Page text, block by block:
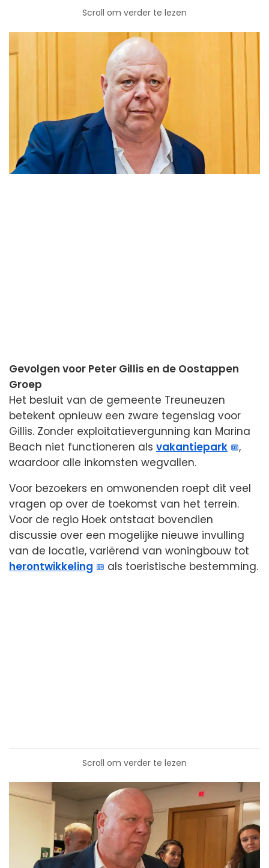
Scroll om verder te lezen
Gevolgen voor Peter Gillis en de Oostappen
Groep
Het besluit van de gemeente Treuneuzen
betekent opnieuw een zware tegenslag voor
Gillis. Zonder exploitatievergunning kan Marina
Beach niet functioneren als vakantiepark
,
waardoor alle inkomsten wegvallen.
Voor bezoekers en omwonenden roept dit veel
vragen op over de toekomst van het terrein.
Voor de regio Hoek ontstaat bovendien
discussie over een mogelijke nieuwe invulling
van de locatie, variërend van woningbouw tot
herontwikkeling
als toeristische bestemming.
Scroll om verder te lezen